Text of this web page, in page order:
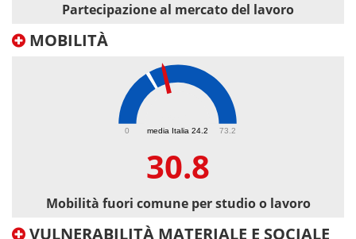
Partecipazione al mercato del lavoro
MOBILITÀ
media Italia 24.2
0 73.2
30.8
Mobilità fuori comune per studio o lavoro
VULNERABILITÀ MATERIALE E SOCIALE